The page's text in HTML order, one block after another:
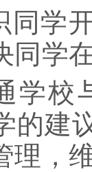
同学
同学
学校
的建
理，